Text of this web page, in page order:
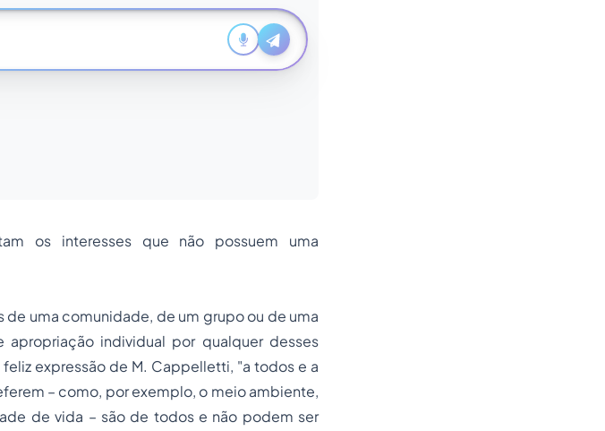
os interesses que não possuem uma
uma comunidade, de um grupo ou de uma
individual por qualquer desses
expressão de M. Cappelletti, "a todos e a
– como, por exemplo, o meio ambiente,
de vida – são de todos e não podem ser